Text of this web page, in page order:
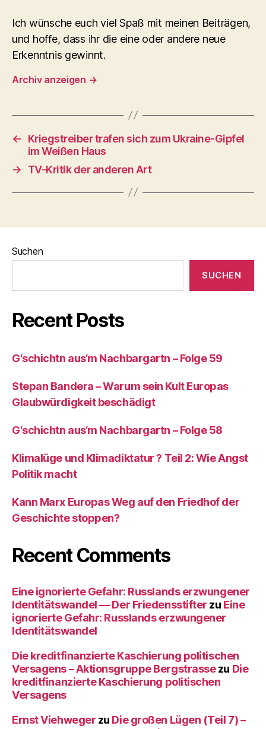
Ich wünsche euch viel Spaß mit meinen Beiträgen,
und hoffe, dass ihr die eine oder andere neue
Erkenntnis gewinnt.
Archiv anzeigen →
←
Kriegstreiber trafen sich zum Ukraine-Gipfel
im Weißen Haus
→
TV-Kritik der anderen Art
Suchen
SUCHEN
Recent Posts
G‘schichtn aus‘m Nachbargartn – Folge 59
Stepan Bandera – Warum sein Kult Europas
Glaubwürdigkeit beschädigt
G‘schichtn aus‘m Nachbargartn – Folge 58
Klimalüge und Klimadiktatur ? Teil 2: Wie Angst
Politik macht
Kann Marx Europas Weg auf den Friedhof der
Geschichte stoppen?
Recent Comments
Eine ignorierte Gefahr: Russlands erzwungener
Identitätswandel — Der Friedensstifter zu Eine
ignorierte Gefahr: Russlands erzwungener
Identitätswandel
Die kreditfinanzierte Kaschierung politischen
Versagens – Aktionsgruppe Bergstrassezu Die
kreditfinanzierte Kaschierung politischen
Versagens
Ernst Viehweger zu Die großen Lügen (Teil 7) –